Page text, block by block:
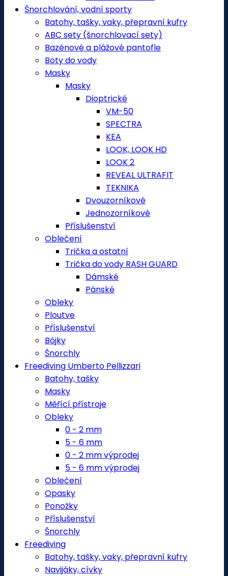
Šnorchlování, vodní sporty
Batohy, tašky, vaky, přepravní kufry
ABC sety (šnorchlovací sety)
Bazénové a plážové pantofle
Boty do vody
Masky
Masky
Dioptrické
VM-50
SPECTRA
KEA
LOOK, LOOK HD
LOOK 2
REVEAL ULTRAFIT
TEKNIKA
Dvouzorníkové
Jednozorníkové
Příslušenství
Oblečení
Trička a ostatní
Trička do vody RASH GUARD
Dámské
Pánské
Obleky
Ploutve
Příslušenství
Bójky
Šnorchly
Freediving Umberto Pellizzari
Batohy, tašky
Masky
Měřící přístroje
Obleky
0 - 2 mm
5 - 6 mm
0 - 2 mm výprodej
5 - 6 mm výprodej
Oblečení
Opasky
Ponožky
Příslušenství
Šnorchly
Freediving
Batohy, tašky, vaky, přepravní kufry
Navijáky, cívky